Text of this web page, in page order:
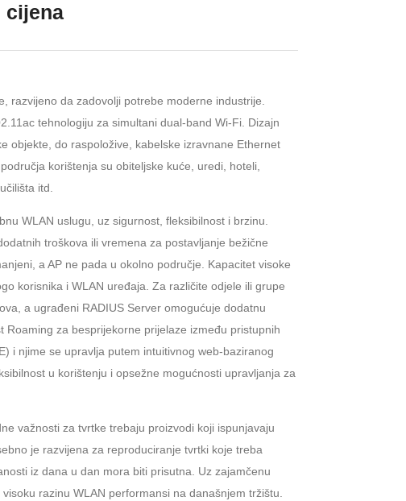
cijena
razvijeno da zadovolji potrebe moderne industrije.
tehnologiju za simultani dual-band Wi-Fi. Dizajn
objekte, do raspoložive, kabelske izravnane Ethernet
korištenja su obiteljske kuće, uredi, hoteli,
itd.
WLAN uslugu, uz sigurnost, fleksibilnost i brzinu.
troškova ili vremena za postavljanje bežične
a AP ne pada u okolno područje. Kapacitet visoke
korisnika i WLAN uređaja. Za različite odjele ili grupe
a ugrađeni RADIUS Server omogućuje dodatnu
Roaming za besprijekorne prijelaze između pristupnih
i njime se upravlja putem intuitivnog web-baziranog
u korištenju i opsežne mogućnosti upravljanja za
važnosti za tvrtke trebaju proizvodi koji ispunjavaju
je razvijena za reproduciranje tvrtki koje treba
iz dana u dan mora biti prisutna. Uz zajamčenu
razinu WLAN performansi na današnjem tržištu.